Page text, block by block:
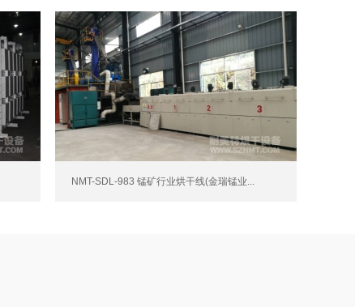
NMT-SDL-983 锰矿行业烘干线(金瑞锰业...